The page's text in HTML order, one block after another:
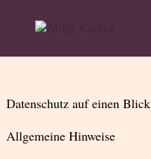
Datenschutz auf einen Blick
Allgemeine Hinweise